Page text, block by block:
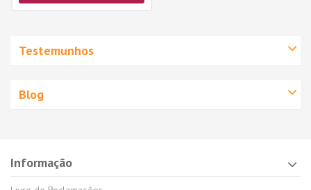
Testemunhos
Blog
Informação